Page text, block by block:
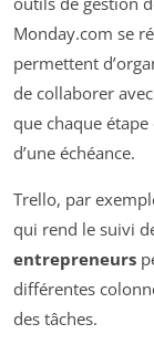
Monday.com se
permettent
de collaborer
que chaque
d’une échéance.
Trello, par
qui rend le suivi
entrepreneurs
différentes
des tâches.